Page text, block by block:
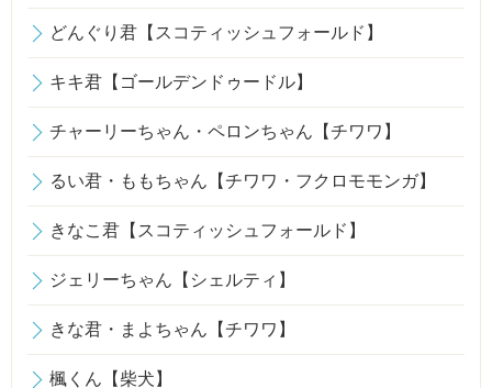
どんぐり君【スコティッシュフォールド】
キキ君【ゴールデンドゥードル】
チャーリーちゃん・ペロンちゃん【チワワ】
るい君・ももちゃん【チワワ・フクロモモンガ】
きなこ君【スコティッシュフォールド】
ジェリーちゃん【シェルティ】
きな君・まよちゃん【チワワ】
楓くん【柴犬】